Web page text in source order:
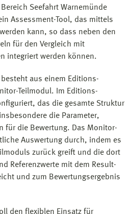
Seefahrt Warnemünde
Assessment-Tool, das mittels
kann, so dass neben den
für den Vergleich mit
integriert werden können.
aus einem Editions-
Teilmodul. Im Editions-
das die gesamte Struktur
die Parameter,
für die Bewertung. Das Monitor-
Auswertung durch, indem es
zurück greift und die dort
Referenzwerte mit dem Result-
und zum Bewertungsergebnis
den flexiblen Einsatz für